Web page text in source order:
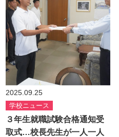
2025.09.25
学校ニュース
３年生就職試験合格通知受
取式…校長先生が一人一人